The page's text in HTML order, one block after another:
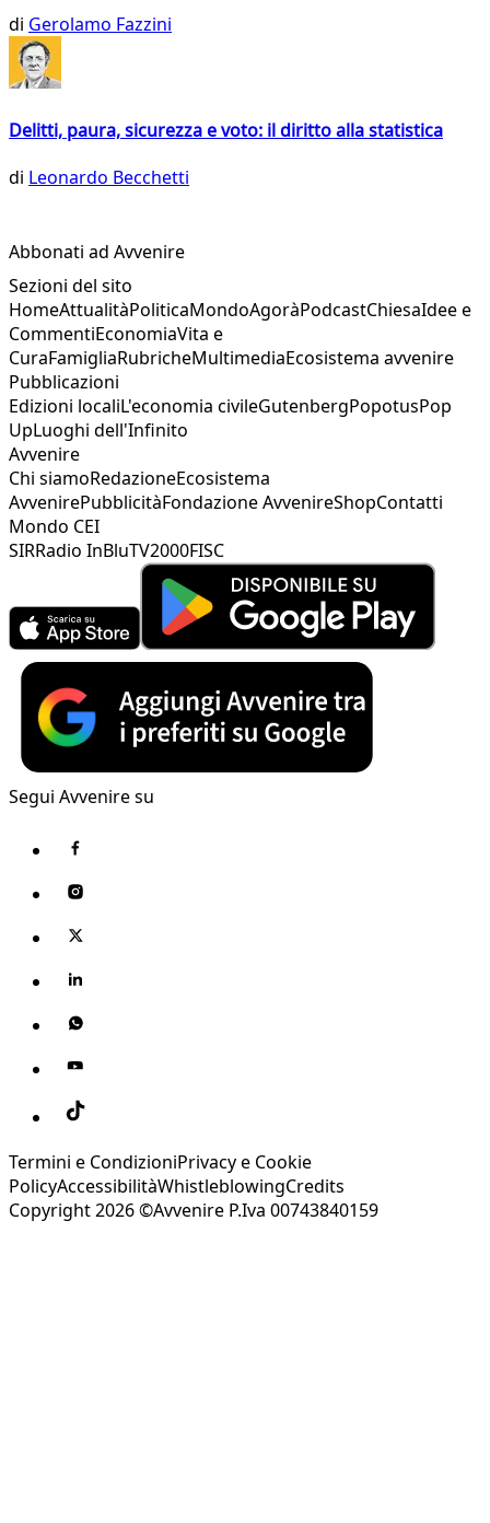
di Gerolamo Fazzini
Delitti, paura, sicurezza e voto: il diritto alla statistica
di Leonardo Becchetti
Abbonati ad Avvenire
Sezioni del sito
HomeAttualitàPoliticaMondoAgoràPodcastChiesaIdee e
CommentiEconomiaVita e
CuraFamigliaRubricheMultimediaEcosistema avvenire
Pubblicazioni
Edizioni localiL'economia civileGutenbergPopotusPop
UpLuoghi dell'Infinito
Avvenire
Chi siamoRedazioneEcosistema
AvvenirePubblicitàFondazione AvvenireShopContatti
Mondo CEI
SIRRadio InBluTV2000FISC
Segui Avvenire su
Termini e CondizioniPrivacy e Cookie
PolicyAccessibilitàWhistleblowingCredits
Copyright 2026 ©Avvenire P.Iva 00743840159